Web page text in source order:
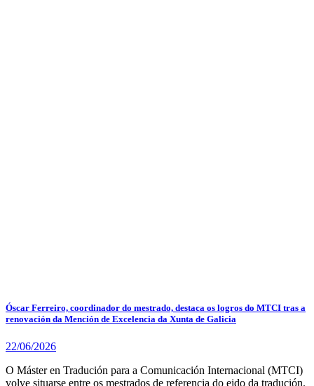
Óscar Ferreiro, coordinador do mestrado, destaca os logros do MTCI tras a
renovación da Mención de Excelencia da Xunta de Galicia
22/06/2026
O Máster en Tradución para a Comunicación Internacional (MTCI)
volve situarse entre os mestrados de referencia do eido da tradución.